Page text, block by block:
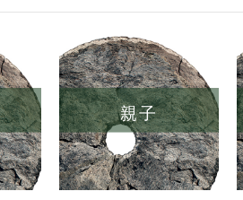
親子